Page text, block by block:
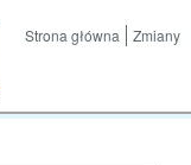
Strona główna Zmiany